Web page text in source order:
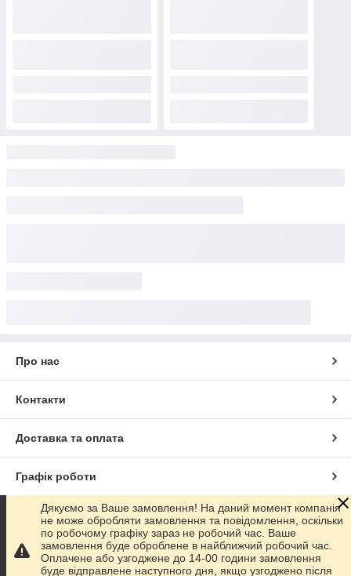
Про нас
Контакти
Доставка та оплата
Графік роботи
Повна версія сайту
Сайт створено на маркетплейсіProm.ua
Дякуємо за Ваше замовлення! На даний момент компанія
не може обробляти замовлення та повідомлення, оскільки
по робочому графіку зараз не робочий час. Ваше
замовлення буде оброблене в найближчий робочий час.
Оплачене або узгоджене до 14-00 години замовлення
буде відправлене наступного дня, якщо узгоджено після